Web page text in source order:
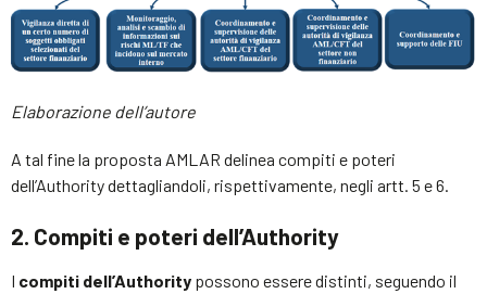
Elaborazione dell’autore
A tal fine la proposta AMLAR delinea compiti e poteri
dell’Authority dettagliandoli, rispettivamente, negli artt. 5 e 6.
2. Compiti e poteri dell’Authority
I compiti dell’Authority possono essere distinti, seguendo il